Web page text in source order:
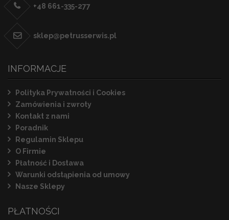
+48 661-335-277
sklep@petrusserwis.pl
INFORMACJE
Polityka Prywatności i Cookies
Zamówienia i zwroty
Kontakt z nami
Poradnik
Regulamin Sklepu
O Firmie
Płatność i Dostawa
Warunki odstąpienia od umowy
Nasze Sklepy
PŁATNOŚCI